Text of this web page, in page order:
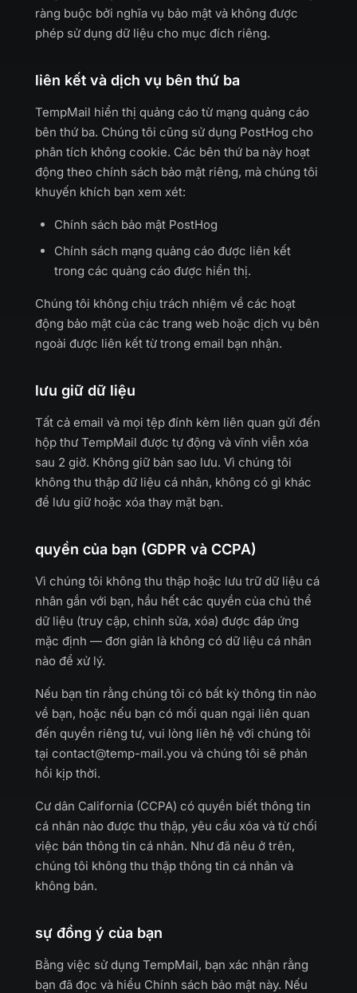
ràng buộc bởi nghĩa vụ bảo mật và không được
phép sử dụng dữ liệu cho mục đích riêng.
liên kết và dịch vụ bên thứ ba
TempMail hiển thị quảng cáo từ mạng quảng cáo
bên thứ ba. Chúng tôi cũng sử dụng PostHog cho
phân tích không cookie. Các bên thứ ba này hoạt
động theo chính sách bảo mật riêng, mà chúng tôi
khuyến khích bạn xem xét:
Chính sách bảo mật PostHog
Chính sách mạng quảng cáo được liên kết
trong các quảng cáo được hiển thị.
Chúng tôi không chịu trách nhiệm về các hoạt
động bảo mật của các trang web hoặc dịch vụ bên
ngoài được liên kết từ trong email bạn nhận.
lưu giữ dữ liệu
Tất cả email và mọi tệp đính kèm liên quan gửi đến
hộp thư TempMail được tự động và vĩnh viễn xóa
sau 2 giờ. Không giữ bản sao lưu. Vì chúng tôi
không thu thập dữ liệu cá nhân, không có gì khác
để lưu giữ hoặc xóa thay mặt bạn.
quyền của bạn (GDPR và CCPA)
Vì chúng tôi không thu thập hoặc lưu trữ dữ liệu cá
nhân gắn với bạn, hầu hết các quyền của chủ thể
dữ liệu (truy cập, chỉnh sửa, xóa) được đáp ứng
mặc định — đơn giản là không có dữ liệu cá nhân
nào để xử lý.
Nếu bạn tin rằng chúng tôi có bất kỳ thông tin nào
về bạn, hoặc nếu bạn có mối quan ngại liên quan
đến quyền riêng tư, vui lòng liên hệ với chúng tôi
tại contact@temp-mail.you và chúng tôi sẽ phản
hồi kịp thời.
Cư dân California (CCPA) có quyền biết thông tin
cá nhân nào được thu thập, yêu cầu xóa và từ chối
việc bán thông tin cá nhân. Như đã nêu ở trên,
chúng tôi không thu thập thông tin cá nhân và
không bán.
sự đồng ý của bạn
Bằng việc sử dụng TempMail, bạn xác nhận rằng
bạn đã đọc và hiểu Chính sách bảo mật này. Nếu